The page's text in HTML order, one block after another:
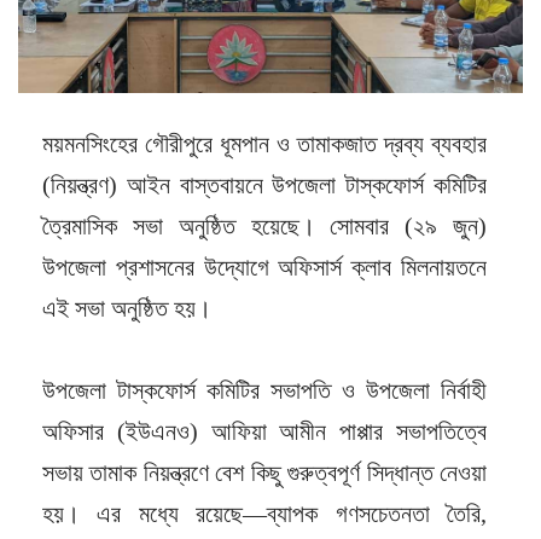
ময়মনসিংহের গৌরীপুরে ধূমপান ও তামাকজাত দ্রব্য ব্যবহার
(নিয়ন্ত্রণ) আইন বাস্তবায়নে উপজেলা টাস্কফোর্স কমিটির
ত্রৈমাসিক সভা অনুষ্ঠিত হয়েছে। সোমবার (২৯ জুন)
উপজেলা প্রশাসনের উদ্যোগে অফিসার্স ক্লাব মিলনায়তনে
এই সভা অনুষ্ঠিত হয়।
উপজেলা টাস্কফোর্স কমিটির সভাপতি ও উপজেলা নির্বাহী
অফিসার (ইউএনও) আফিয়া আমীন পাপ্পার সভাপতিত্বে
সভায় তামাক নিয়ন্ত্রণে বেশ কিছু গুরুত্বপূর্ণ সিদ্ধান্ত নেওয়া
হয়। এর মধ্যে রয়েছে—ব্যাপক গণসচেতনতা তৈরি,